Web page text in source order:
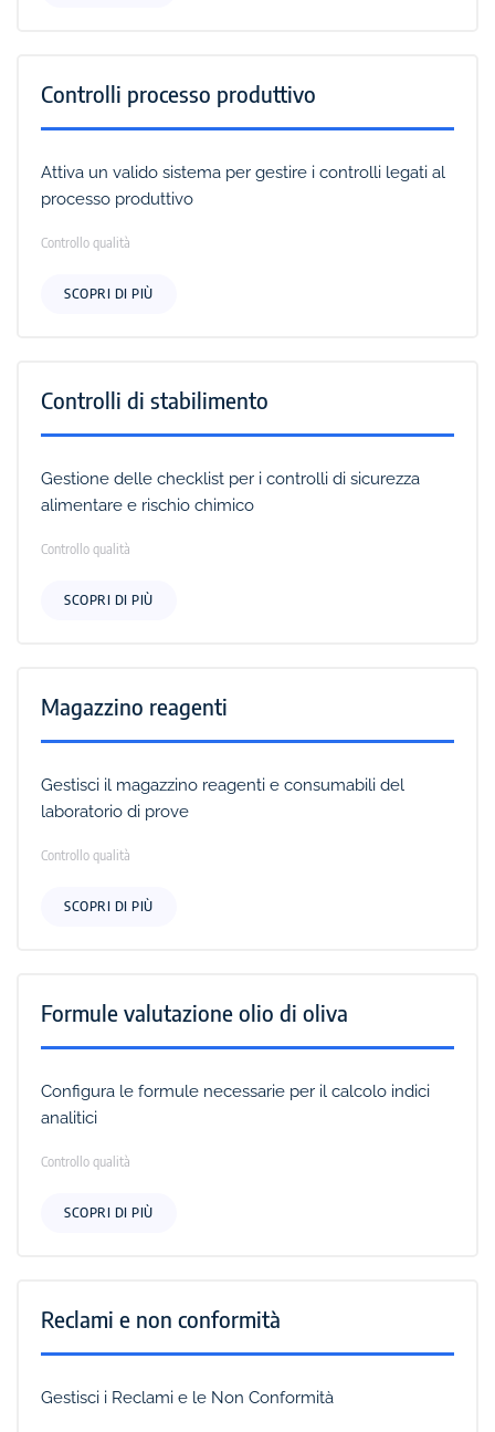
Controlli processo produttivo
Attiva un valido sistema per gestire i controlli legati al
processo produttivo
Controllo qualità
SCOPRI DI PIÙ
Controlli di stabilimento
Gestione delle checklist per i controlli di sicurezza
alimentare e rischio chimico
Controllo qualità
SCOPRI DI PIÙ
Magazzino reagenti
Gestisci il magazzino reagenti e consumabili del
laboratorio di prove
Controllo qualità
SCOPRI DI PIÙ
Formule valutazione olio di oliva
Configura le formule necessarie per il calcolo indici
analitici
Controllo qualità
SCOPRI DI PIÙ
Reclami e non conformità
Gestisci i Reclami e le Non Conformità